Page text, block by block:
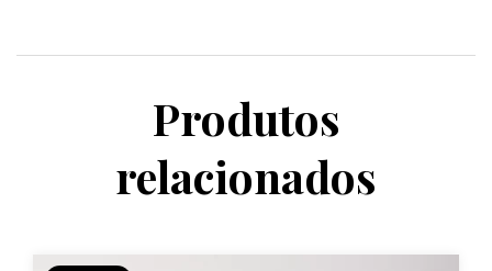
Produtos
relacionados